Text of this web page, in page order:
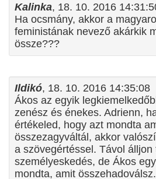
Kalinka, 18. 10. 2016
Ha ocsmány, akkor a
feministának nevező akárkik
össze???
Ildikó, 18. 10. 2016 14:35:08
Ákos az egyik
zenész és énekes. Adrienn,
értékeled, hogy azt mondta
összezagyváltál, akkor
a szövegértéssel. Távol
személyeskedés, de Ákos
mondta, amit összehadoválsz.